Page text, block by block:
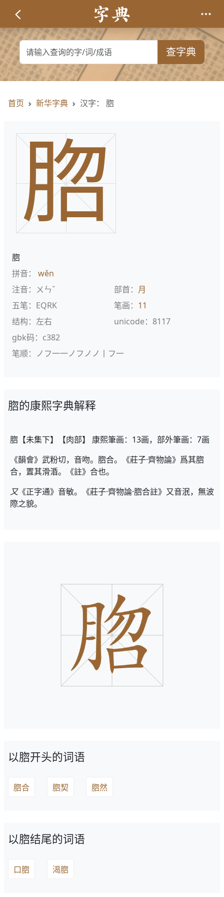
查字典
首页 新华字典 汉字： 脗
脗
脗
拼音： wěn
注音：ㄨㄣˇ
部首： 月
五笔：EQRK
笔画： 11
结构：左右
unicode：8117
gbk码：c382
笔顺：ノフ一一ノフノノ丨フ一
脗的康熙字典解释
脗【未集下】【肉部】 康熙筆画：13画，部外筆画：7画
《韻會》武粉切，音吻。脗合。《莊子·齊物論》爲其脗
合，置其滑涽。《註》合也。
又《正字通》音敏。《莊子·齊物論·脗合註》又音泯，無波
際之貌。
以脗开头的词语
脗合 脗契 脗然
以脗结尾的词语
口脗 渴脗